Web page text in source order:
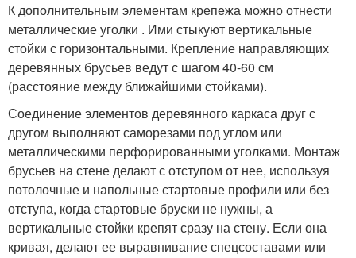
К дополнительным элементам крепежа можно отнести
металлические уголки . Ими стыкуют вертикальные
стойки с горизонтальными. Крепление направляющих
деревянных брусьев ведут с шагом 40-60 см
(расстояние между ближайшими стойками).
Соединение элементов деревянного каркаса друг с
другом выполняют саморезами под углом или
металлическими перфорированными уголками. Монтаж
брусьев на стене делают с отступом от нее, используя
потолочные и напольные стартовые профили или без
отступа, когда стартовые бруски не нужны, а
вертикальные стойки крепят сразу на стену. Если она
кривая, делают ее выравнивание спецсоставами или